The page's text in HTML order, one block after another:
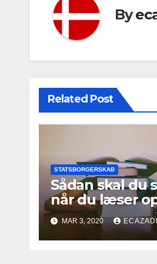
By
Related Post
STATSBORGERSKAB
Sådan skal du
når du læser
MAR 3, 2020